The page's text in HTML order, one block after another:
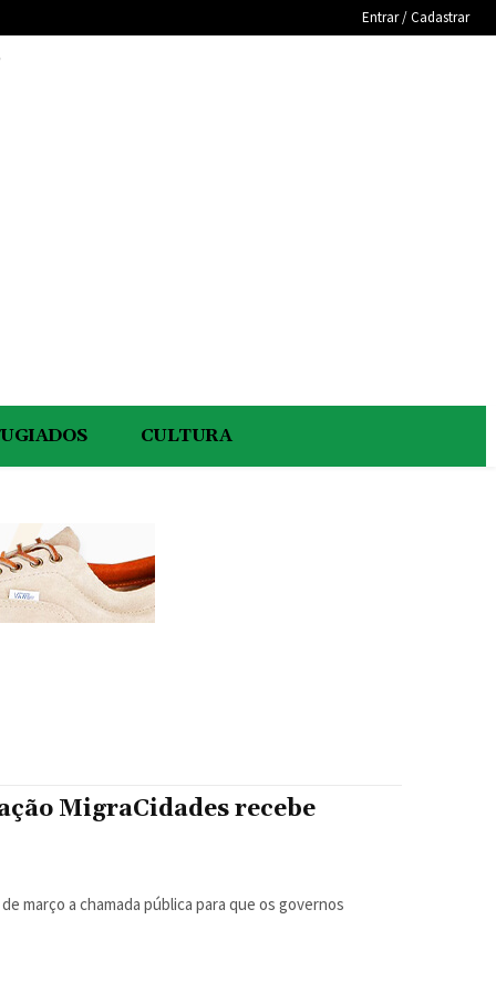
Entrar / Cadastrar
CULTURA
MigraCidades recebe